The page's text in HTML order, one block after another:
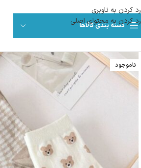
رد کردن به ناوبری
رد کردن به محتوای اصلی
دسته بندی کالاها
ناموجود